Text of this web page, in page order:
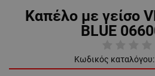
Καπέλο με γείσο
BLUE
Κωδικός καταλόγου: